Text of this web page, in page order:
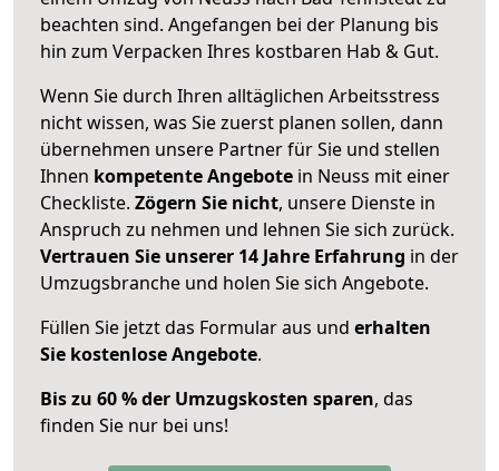
beachten sind. Angefangen bei der Planung bis
hin zum Verpacken Ihres kostbaren Hab & Gut.
Wenn Sie durch Ihren alltäglichen Arbeitsstress
nicht wissen, was Sie zuerst planen sollen, dann
übernehmen unsere Partner für Sie und stellen
Ihnen kompetente Angebote in Neuss mit einer
Checkliste. Zögern Sie nicht, unsere Dienste in
Anspruch zu nehmen und lehnen Sie sich zurück.
Vertrauen Sie unserer 14 Jahre Erfahrung in der
Umzugsbranche und holen Sie sich Angebote.
Füllen Sie jetzt das Formular aus und erhalten
Sie kostenlose Angebote.
Bis zu 60 % der Umzugskosten sparen, das
finden Sie nur bei uns!